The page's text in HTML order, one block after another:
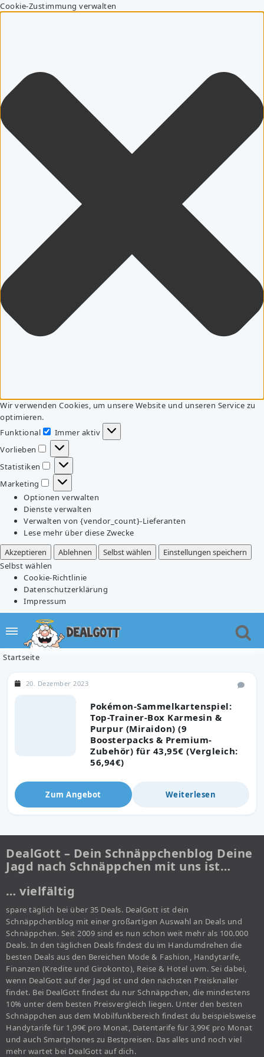
Cookie-Zustimmung verwalten
Wir verwenden Cookies, um unsere Website und unseren Service zu
optimieren.
Funktional
Funktional
Immer aktiv
Vorlieben
Vorlieben
Statistiken
Statistiken
Marketing
Marketing
Optionen verwalten
Dienste verwalten
Verwalten von {vendor_count}-Lieferanten
Lese mehr über diese Zwecke
Akzeptieren
Ablehnen Selbst wählen
Einstellungen speichern
Selbst wählen
Cookie-Richtlinie
Datenschutzerklärung
Impressum
Startseite
Pokémon-Sammelkartenspiel:
Top-Trainer-Box Karmesin &
Purpur (Miraidon) (9
Boosterpacks & Premium-
Zubehör) für 43,95€ (Vergleich:
56,94€)
20. Dezember 2023
Zum Angebot Weiterlesen
DealGott – Dein Schnäppchenblog Deine
Jagd nach Schnäppchen mit uns ist…
… vielfältig
spare täglich bei über 35 Deals. DealGott ist dein
Schnäppchenblog mit einer großartigen Auswahl an Deals und
Schnäppchen. Seit 2009 sind es nun schon weit mehr als 100.000
Deals. In den täglichen Deals findest du im Handumdrehen die
besten Deals aus den Bereichen Mode & Fashion, Handytarife,
Finanzen (Kredite und Girokonto), Reise & Hotel uvm. Sei dabei,
wenn DealGott auf der Jagd ist und den nächsten Preisknaller
findet. Bei DealGott findest du nur Schnäppchen, die mindestens
10% unter dem besten Preisvergleich liegen. Unter den besten
Schnäppchen aus dem Mobilfunkbereich findest du beispielsweise
Handytarife für 1,99€ pro Monat, Datentarife für 3,99€ pro Monat
und auch Smartphones zu Bestpreisen. Das alles und noch viel
mehr wartet bei DealGott auf dich.